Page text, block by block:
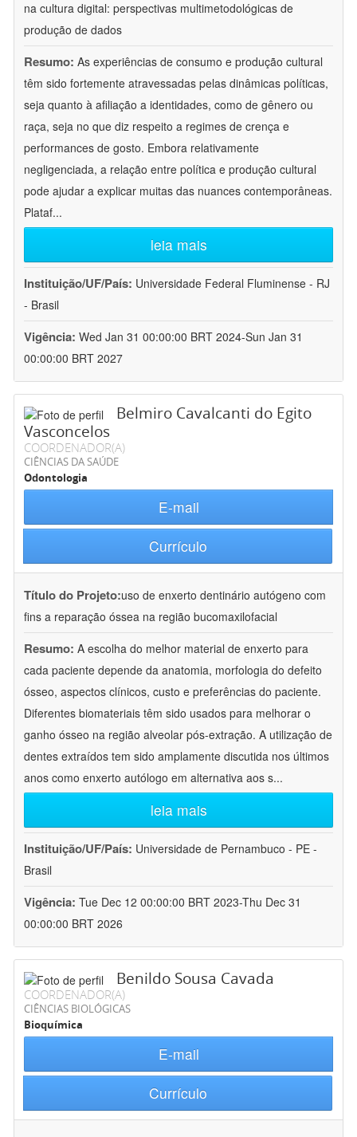
na cultura digital: perspectivas multimetodológicas de
produção de dados
Resumo: As experiências de consumo e produção cultural
têm sido fortemente atravessadas pelas dinâmicas políticas,
seja quanto à afiliação a identidades, como de gênero ou
raça, seja no que diz respeito a regimes de crença e
performances de gosto. Embora relativamente
negligenciada, a relação entre política e produção cultural
pode ajudar a explicar muitas das nuances contemporâneas.
Plataf...
leia mais
Instituição/UF/País: Universidade Federal Fluminense - RJ
- Brasil
Vigência: Wed Jan 31 00:00:00 BRT 2024-Sun Jan 31
00:00:00 BRT 2027
Belmiro Cavalcanti do Egito
Vasconcelos
COORDENADOR(A)
CIÊNCIAS DA SAÚDE
Odontologia
E-mail
Currículo
Título do Projeto:uso de enxerto dentinário autógeno com
fins a reparação óssea na região bucomaxilofacial
Resumo: A escolha do melhor material de enxerto para
cada paciente depende da anatomia, morfologia do defeito
ósseo, aspectos clínicos, custo e preferências do paciente.
Diferentes biomateriais têm sido usados para melhorar o
ganho ósseo na região alveolar pós-extração. A utilização de
dentes extraídos tem sido amplamente discutida nos últimos
anos como enxerto autólogo em alternativa aos s...
leia mais
Instituição/UF/País: Universidade de Pernambuco - PE -
Brasil
Vigência: Tue Dec 12 00:00:00 BRT 2023-Thu Dec 31
00:00:00 BRT 2026
Benildo Sousa Cavada
COORDENADOR(A)
CIÊNCIAS BIOLÓGICAS
Bioquímica
E-mail
Currículo